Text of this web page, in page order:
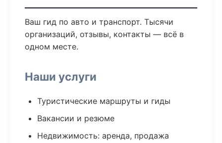
Ваш гид по авто и транспорт. Тысячи
организаций, отзывы, контакты — всё в
одном месте.
Наши услуги
Туристические маршруты и гиды
Вакансии и резюме
Недвижимость: аренда, продажа